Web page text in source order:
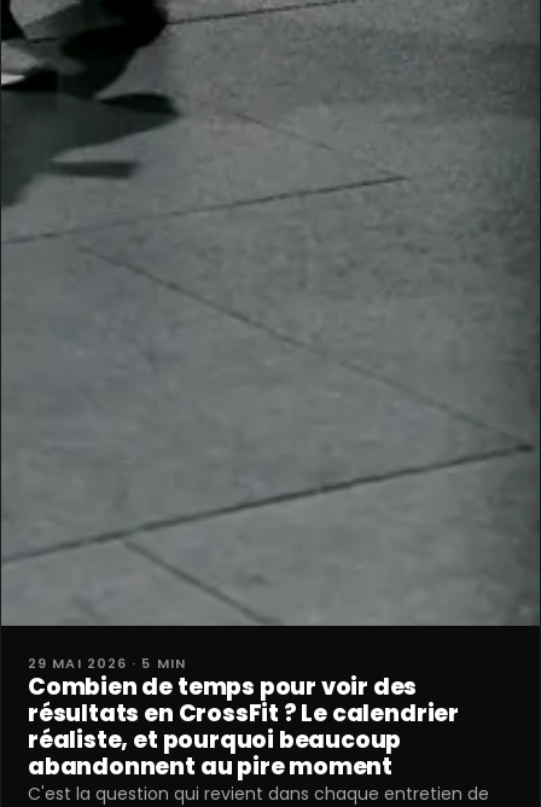
29 MAI 2026 · 5 MIN
Combien de temps pour voir des
résultats en CrossFit ? Le calendrier
réaliste, et pourquoi beaucoup
abandonnent au pire moment
C'est la question qui revient dans chaque entretien de